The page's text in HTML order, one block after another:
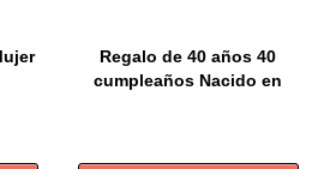
Regalo de 40 años 40
cumpleaños Nacido en